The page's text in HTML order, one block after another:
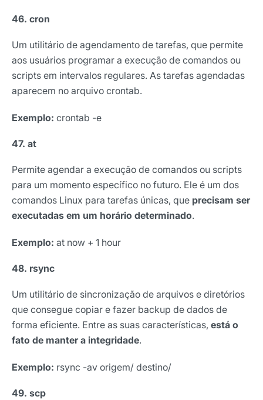
46. cron
Um utilitário de agendamento de tarefas, que permite
aos usuários programar a execução de comandos ou
scripts em intervalos regulares. As tarefas agendadas
aparecem no arquivo crontab.
Exemplo: crontab -e
47. at
Permite agendar a execução de comandos ou scripts
para um momento específico no futuro. Ele é um dos
comandos Linux para tarefas únicas, que precisam ser
executadas em um horário determinado.
Exemplo: at now + 1 hour
48. rsync
Um utilitário de sincronização de arquivos e diretórios
que consegue copiar e fazer backup de dados de
forma eficiente. Entre as suas características, está o
fato de manter a integridade.
Exemplo: rsync -av origem/ destino/
49. scp